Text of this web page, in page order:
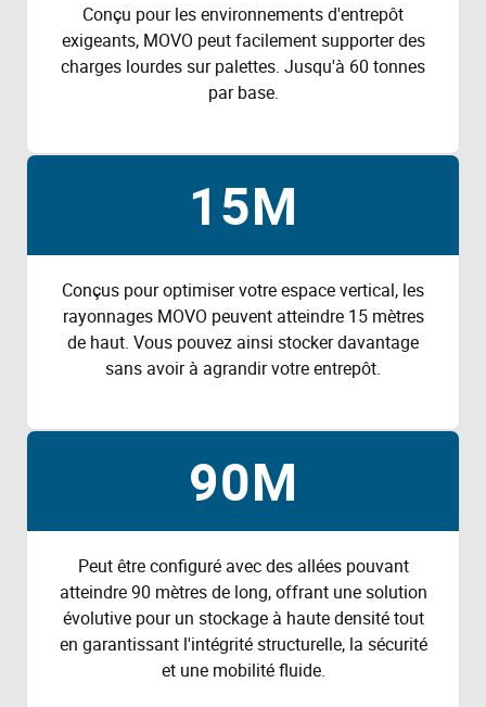
Conçu pour les environnements d'entrepôt
exigeants, MOVO peut facilement supporter des
charges lourdes sur palettes. Jusqu'à 60 tonnes
par base.
15M
Conçus pour optimiser votre espace vertical, les
rayonnages MOVO peuvent atteindre 15 mètres
de haut. Vous pouvez ainsi stocker davantage
sans avoir à agrandir votre entrepôt.
90M
Peut être configuré avec des allées pouvant
atteindre 90 mètres de long, offrant une solution
évolutive pour un stockage à haute densité tout
en garantissant l'intégrité structurelle, la sécurité
et une mobilité fluide.